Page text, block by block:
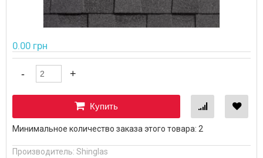
0.00 грн
Купить
Минимальное количество заказа этого товара: 2
Производитель: Shinglas